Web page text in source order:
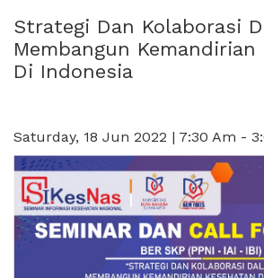
Strategi Dan Kolaborasi
Membangun Kemandirian
Di Indonesia
Saturday, 18 Jun 2022 | 7:30 Am -